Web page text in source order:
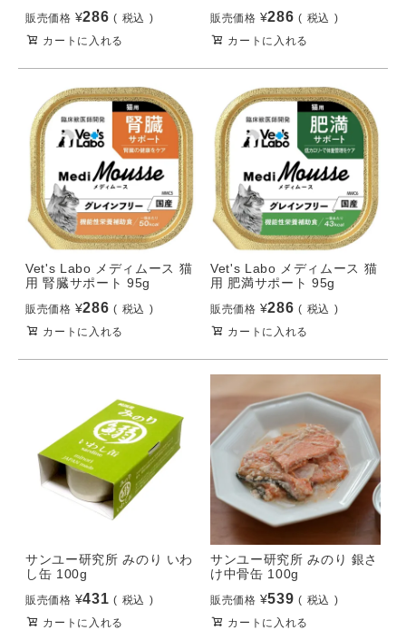
販売価格 ¥286
税込
カートに入れる
販売価格 ¥286
税込
カートに入れる
Vet's Labo メディムース 猫
用 腎臓サポート 95g
販売価格 ¥286
税込
カートに入れる
Vet's Labo メディムース 猫
用 肥満サポート 95g
販売価格 ¥286
税込
カートに入れる
サンユー研究所 みのり いわ
し缶 100g
販売価格 ¥431
税込
カートに入れる
サンユー研究所 みのり 銀さ
け中骨缶 100g
販売価格 ¥539
税込
カートに入れる